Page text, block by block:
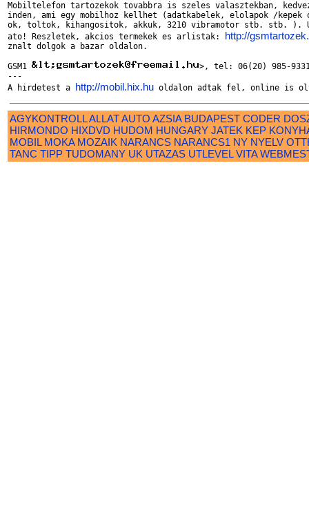
Mobiltelefon tartozekok tovabbra is szeles valasztekban,
inden, ami egy mobilhoz kellhet (adatkabelek, elolapok /
ok, toltok, kihangositok, akkuk, 3210 vibramotor stb. stb. ).
ato! Reszletek, akcios termekek es arlistak: http://
znalt dolgok a bazar oldalon.
GSM1
>, tel: 06(20) 985-
---
A hirdetest a http://mobil.hix.hu
AGYKONTROLLALLATAUTO AZSIA BUDAPEST CODER
HIRMONDO HIXDVD HUDOM HUNGARY JATEK KEP
MOBIL MOKA MOZAIK NARANCS NARANCS1 NY NYELV
TANC TIPP TUDOMANY UK UTAZAS UTLEVEL VITA